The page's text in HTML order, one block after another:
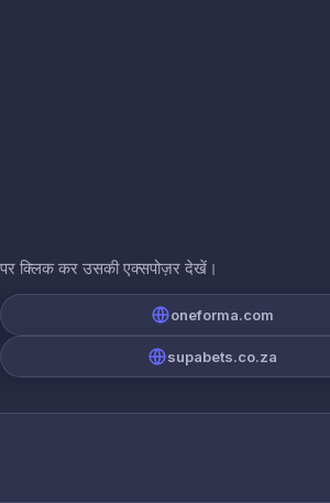
पर क्लिक कर उसकी एक्सपोज़र देखें।
oneforma.com
supabets.co.za